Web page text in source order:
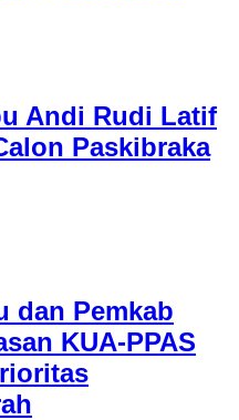
Andi Rudi Latif
Paskibraka
dan Pemkab
KUA-PPAS